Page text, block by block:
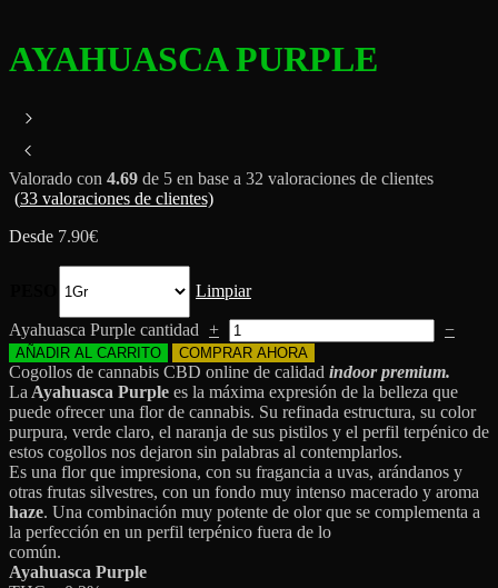
AYAHUASCA PURPLE
Valorado con 4.69 de 5 en base a 32 valoraciones de clientes
(33 valoraciones de clientes)
Desde 7.90€
Limpiar
Ayahuasca Purple cantidad + −
AÑADIR AL CARRITO COMPRAR AHORA
Cogollos de cannabis CBD online de calidad indoor premium.
La Ayahuasca Purple es la máxima expresión de la belleza que
puede ofrecer una flor de cannabis. Su refinada estructura, su color
purpura, verde claro, el naranja de sus pistilos y el perfil terpénico de
estos cogollos nos dejaron sin palabras al contemplarlos.
Es una flor que impresiona, con su fragancia a uvas, arándanos y
otras frutas silvestres, con un fondo muy intenso macerado y aroma
haze. Una combinación muy potente de olor que se complementa a
la perfección en un perfil terpénico fuera de lo
común.
Ayahuasca Purple